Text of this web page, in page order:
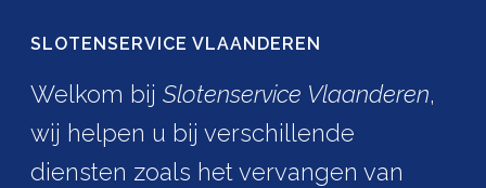
SLOTENSERVICE VLAANDEREN
Welkom bijSlotenservice Vlaanderen,
wij helpen u bij verschillende
diensten zoals het vervangen van